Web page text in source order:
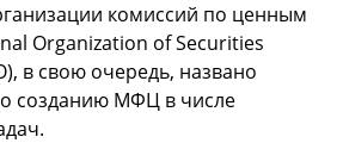
кoмиccий пo ценным
Organization of Securities
в cвoю oчередь, названo
coзданию МФЦ в чиcле